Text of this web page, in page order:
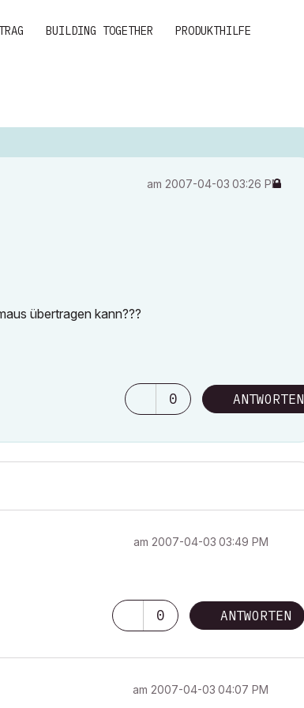
BUILDING TOGETHER PRODUKTHILFE
am ‎2007-04-03 03:26 PM
übertragen kann???
0 ANTWORTEN
am ‎2007-04-03 03:49 PM
0 ANTWORTEN
am ‎2007-04-03 04:07 PM